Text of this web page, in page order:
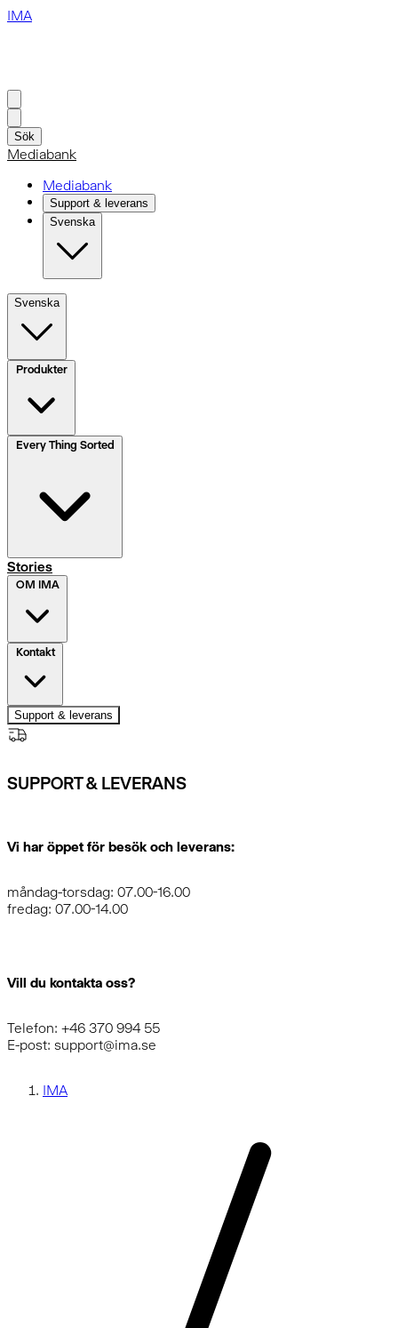
IMA
Sök
Mediabank
Mediabank
Support & leverans
Svenska
Svenska
Produkter
Stories
OM IMA
Kontakt
Support & leverans
SUPPORT & LEVERANS
Vi har öppet för besök och leverans:
måndag-torsdag: 07.00-16.00
fredag: 07.00-14.00
Vill du kontakta oss?
Telefon: +46 370 994 55
E-post: support@ima.se
IMA